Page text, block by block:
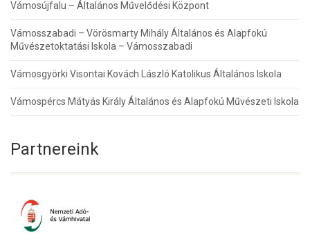
Vámosújfalu – Általános Művelődési Központ
Vámosszabadi – Vörösmarty Mihály Általános és Alapfokú
Művészetoktatási Iskola – Vámosszabadi
Vámosgyörki Visontai Kovách László Katolikus Általános Iskola
Vámospércs Mátyás Király Általános és Alapfokú Művészeti Iskola
Partnereink